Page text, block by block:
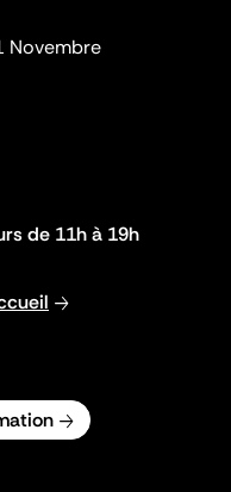
Novembre
de 11h à 19h